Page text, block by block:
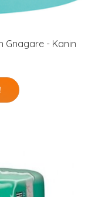
Gnagare - Kanin